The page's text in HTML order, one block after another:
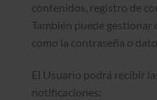
contenidos, registro de
También puede gestionar
como la contraseña o
El Usuario podrá recibir
notificaciones: